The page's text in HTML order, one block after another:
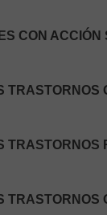
CON
TRASTORNOS
TRASTORNOS